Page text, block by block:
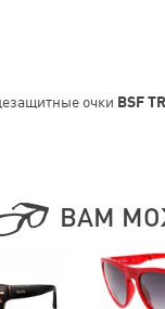
очки BSF
ВАМ